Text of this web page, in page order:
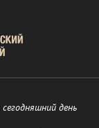
день